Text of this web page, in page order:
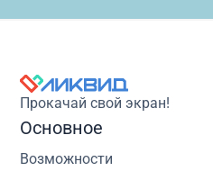
Прокачай свой экран!
Основное
Возможности